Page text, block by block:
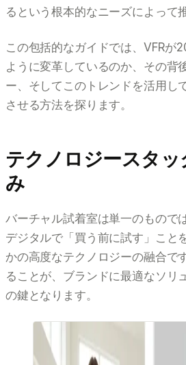
るという根本的なニーズによって
この包括的なガイドでは、VFRが
ように変革しているのか、その背
ー、そしてこのトレンドを活用し
させる方法を探ります。
テクノロジースタッ
み
バーチャル試着室は単一のもので
デジタルで「買う前に試す」こと
かの高度なテクノロジーの融合で
ることが、ブランドに最適なソリ
の鍵となります。